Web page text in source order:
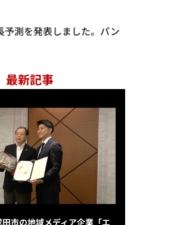
予測を発表しました。パン
最新記事
市の地域メディア企業「エ